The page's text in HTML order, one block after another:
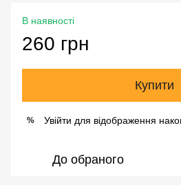
В наявності
260 грн
Купити
% Увійти для відображення
До обраного